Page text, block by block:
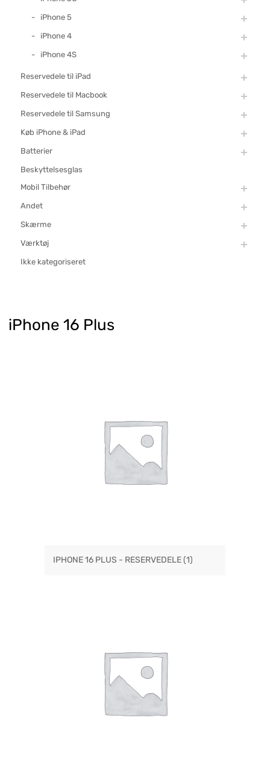
iPhone 16 Plus
IPHONE 16 PLUS - RESERVEDELE(1)
iPhone 5
iPhone 4
iPhone 4S
Reservedele til iPad
Reservedele til Macbook
Reservedele til Samsung
Køb iPhone & iPad
Batterier
Beskyttelsesglas
Mobil Tilbehør
Andet
Skærme
Værktøj
Ikke kategoriseret